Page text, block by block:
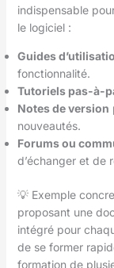
indispensable
le logiciel :
Guides
fonctionnalité.
Tutoriels pas-à-
Notes de version
nouveautés.
Forums ou
d’échanger et de
💡 Exemple
proposant une
intégré pour
de se former
formation de